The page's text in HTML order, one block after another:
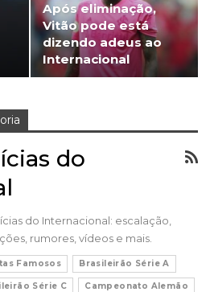
Após eliminação,
Vitão pode está
dizendo adeus ao
Internacional
do
do Internacional: escalação,
rumores, vídeos e mais.
Famosos Brasileirão Série A
Série C Campeonato Alemão